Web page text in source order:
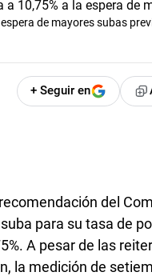
de mayores subas
+ Seguir en
del
para su tasa de
A pesar de las
la medición de